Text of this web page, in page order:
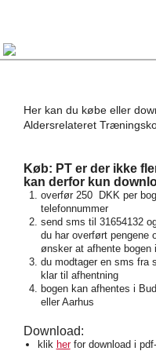
Her kan du købe eller
Aldersrelateret
Køb: PT er der ikke
kan derfor kun
overfør 250 DKK per
telefonnummer
send sms til 31654132
du har overført pengene
ønsker at afhente bogen i
du modtager en sms fra
klar til afhentning
bogen kan afhentes i
eller Aarhus
Download:
klik herfor download i